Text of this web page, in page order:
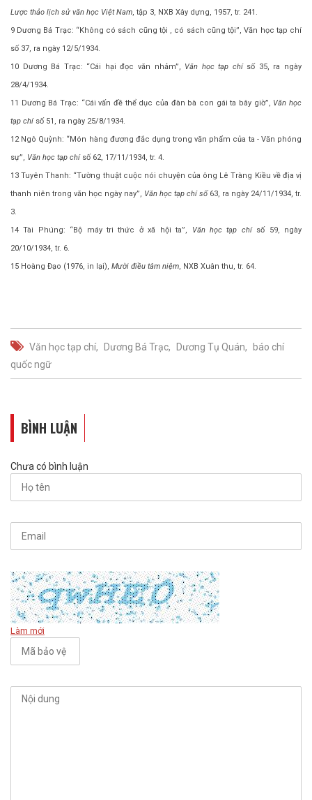
Lược thảo lịch sử văn học Việt Nam, tập 3, NXB Xây dựng, 1957, tr. 241.
9 Dương Bá Trạc: “Không có sách cũng tội , có sách cũng tội”, Văn học tạp chí
số 37, ra ngày 12/5/1934.
10 Dương Bá Trạc: “Cái hại đọc văn nhảm”, Văn học tạp chísố 35, ra ngày
28/4/1934.
11 Dương Bá Trạc: “Cái vấn đề thể dục của đàn bà con gái ta bây giờ”, Văn học
tạp chísố 51, ra ngày 25/8/1934.
12 Ngô Quỳnh: “Món hàng đương đắc dụng trong văn phẩm của ta - Văn phóng
sự”, Văn học tạp chísố 62, 17/11/1934, tr. 4.
13 Tuyên Thanh: “Tường thuật cuộc nói chuyện của ông Lê Tràng Kiều về địa vị
thanh niên trong văn học ngày nay”, Văn học tạp chí số63, ra ngày 24/11/1934, tr.
3.
14 Tài Phúng: “Bộ máy tri thức ở xã hội ta”,
Văn học tạp chísố 59, ngày
20/10/1934, tr. 6.
15 Hoàng Đạo (1976, in lại), Mười điều tâm niệm, NXB Xuân thu, tr. 64.
Văn học tạp chí Dương Bá Trạc Dương Tụ Quán
báo chí
quốc ngữ
BÌNH LUẬN
Chưa có bình luận
Làm mới